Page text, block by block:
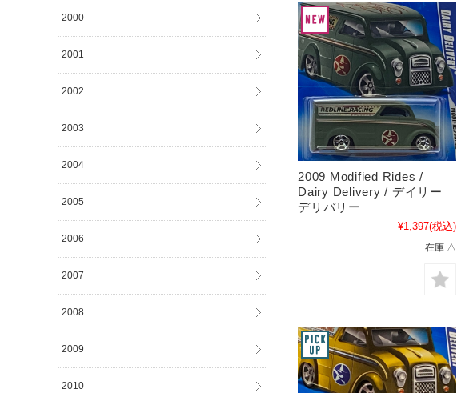
2009 Modified Rides /
Dairy Delivery / デイリー
デリバリー
¥1,397(税込)
在庫 △
2000
2001
2002
2003
2004
2005
2006
2007
2008
2009
2010